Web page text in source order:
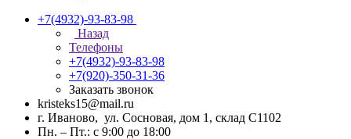
+7(4932)-93-83-98
Назад
Телефоны
+7(4932)-93-83-98
+7(920)-350-31-36
Заказать звонок
kristeks15@mail.ru
г. Иваново, ул. Сосновая, дом 1, склад С1102
Пн. – Пт.: с 9:00 до 18:00